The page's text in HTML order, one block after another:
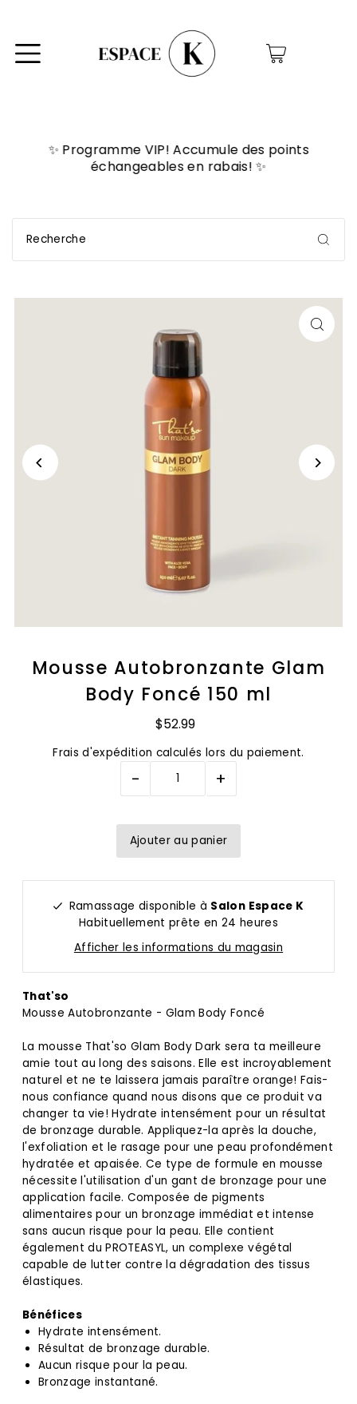
0
✨ Programme VIP! Accumule des points
échangeables en rabais! ✨
Mousse Autobronzante Glam
Body Foncé 150 ml
$52.99
Frais d'expédition calculés lors du paiement.
- +
Ramassage disponible à Salon Espace K
Habituellement prête en 24 heures
Afficher les informations du magasin
That'so
Mousse Autobronzante - Glam Body Foncé
La mousse That'so Glam Body Dark sera ta meilleure
amie tout au long des saisons. Elle est incroyablement
naturel et ne te laissera jamais paraître orange! Fais-
nous confiance quand nous disons que ce produit va
changer ta vie! Hydrate intensément pour un résultat
de bronzage durable. Appliquez-la après la douche,
l'exfoliation et le rasage pour une peau profondément
hydratée et apaisée. Ce type de formule en mousse
nécessite l'utilisation d'un gant de bronzage pour une
application facile. Composée de pigments
alimentaires pour un bronzage immédiat et intense
sans aucun risque pour la peau. Elle contient
également du PROTEASYL, un complexe végétal
capable de lutter contre la dégradation des tissus
élastiques.
Bénéfices
Hydrate intensément.
Résultat de bronzage durable.
Aucun risque pour la peau.
Bronzage instantané.